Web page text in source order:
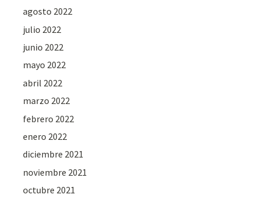
agosto 2022
julio 2022
junio 2022
mayo 2022
abril 2022
marzo 2022
febrero 2022
enero 2022
diciembre 2021
noviembre 2021
octubre 2021